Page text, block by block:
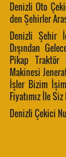
Denizli Oto
den Şehirler
Denizli Şehir
Dışından
Pikap
Makinesi
İşler Bizim
Fiyatımız İle
Denizli Çekici